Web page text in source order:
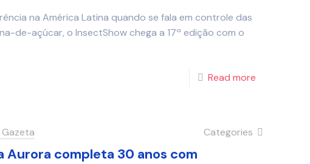
na América Latina quando se fala em controle das
de-açúcar, o InsectShow chega a 17ª edição com o
Read more
Categories
Aurora completa 30 anos com